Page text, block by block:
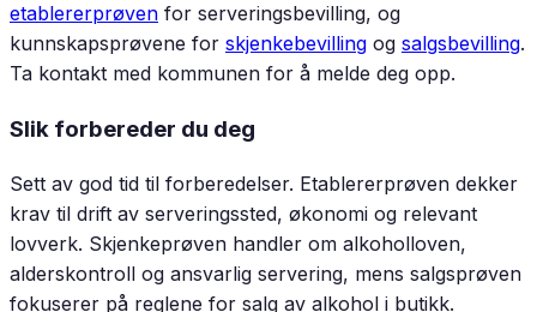
etablererprøven for serveringsbevilling, og
kunnskapsprøvene for skjenkebevilling og salgsbevilling.
Ta kontakt med kommunen for å melde deg opp.
Slik forbereder du deg
Sett av god tid til forberedelser. Etablererprøven dekker
krav til drift av serveringssted, økonomi og relevant
lovverk. Skjenkeprøven handler om alkoholloven,
alderskontroll og ansvarlig servering, mens salgsprøven
fokuserer på reglene for salg av alkohol i butikk.